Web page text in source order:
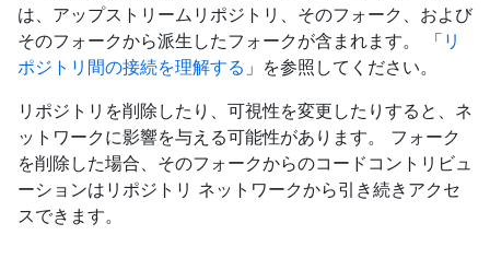
は、アップストリームリポジトリ、そのフォーク、および
そのフォークから派生したフォークが含まれます。 「 リ
ポジトリ間の接続を理解する 」を参照してください。
リポジトリを削除したり、可視性を変更したりすると、ネ
ットワークに影響を与える可能性があります。 フォーク
を削除した場合、そのフォークからのコードコントリビュ
ーションはリポジトリ ネットワークから引き続きアクセ
スできます。